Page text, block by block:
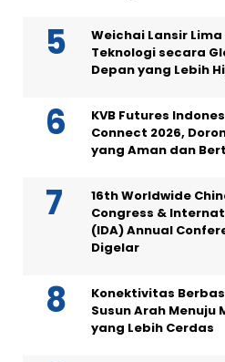
Weichai Lansir
Teknologi secara
Depan yang Lebih
KVB Futures
Connect 2026,
yang Aman dan
16th Worldwide
Congress &
(IDA) Annual
Digelar
Konektivitas
Susun Arah Menuju
yang Lebih Cerdas